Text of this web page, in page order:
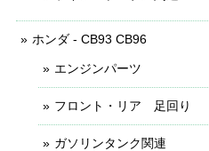
ホンダ - CB93 CB96
エンジンパーツ
フロント・リア 足回り
ガソリンタンク関連